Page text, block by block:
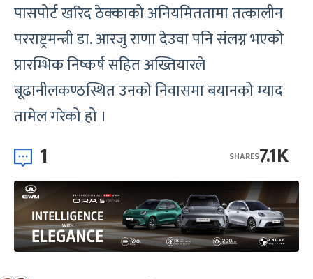
पासपोर्ट खरिद ठेक्काको अनियमिततामा तत्कालीन
परराष्ट्रमन्त्री डा. आरजु राणा देउवा पनि संलग्न भएको
प्रारम्भिक निष्कर्ष सहित अख्तियारले
बूढानीलकण्ठस्थित उनको निवासमा बयानको म्याद
तामेल गरेको हो ।
1 7.1K
SHARES